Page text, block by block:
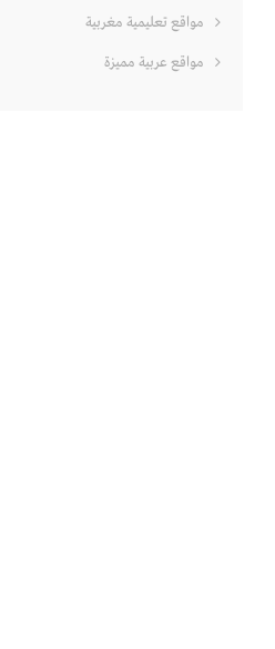
مواقع تعليمية مغربية
مواقع عربية مميزة